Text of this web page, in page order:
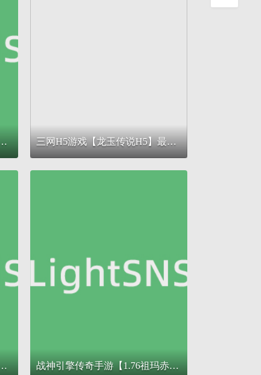
一键即玩镜像服务端+Linux手工服务端+GM后台+详细搭建教程 三网H5游戏【龙玉传说H5】最新整理Linux手工服务端+GM后台+CKD后台+详细搭建教程
整理Win系复古服务端+GM后台+详细搭建教程 战神引擎传奇手游【1.76祖玛赤月经典复古升级白猪3】最新整理Win系复古服务端+安卓苹果双端+GM授权物品后台+详细搭建教程